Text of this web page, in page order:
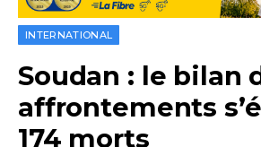
INTERNATIONAL
Soudan : le bilan
affrontements
174 morts